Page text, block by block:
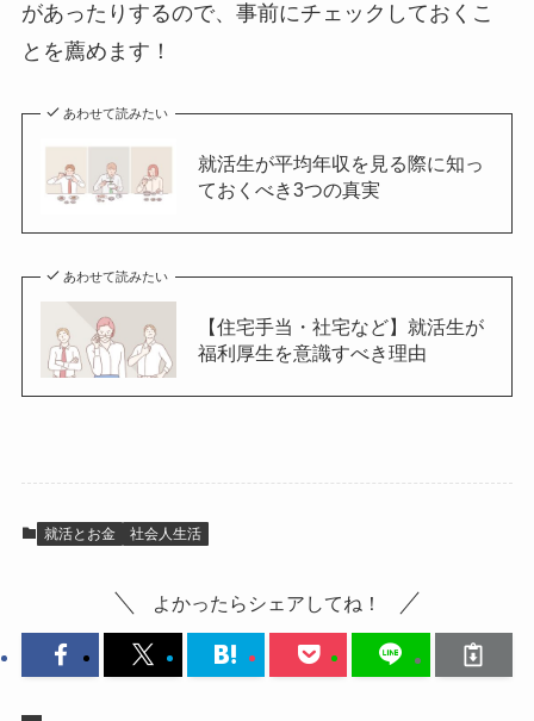
があったりするので、事前にチェックしておくこ
とを薦めます！
あわせて読みたい
就活生が平均年収を見る際に知っ
ておくべき3つの真実
あわせて読みたい
【住宅手当・社宅など】就活生が
福利厚生を意識すべき理由
就活とお金 社会人生活
よかったらシェアしてね！